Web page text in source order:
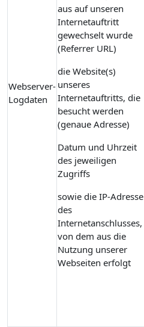
Webserver-
Logdaten
aus auf unseren
Internetauftritt
gewechselt wurde
(Referrer URL)
die Website(s)
unseres
Internetauftritts, die
besucht werden
(genaue Adresse)
Datum und Uhrzeit
des jeweiligen
Zugriffs
sowie die IP-Adresse
des
Internetanschlusses,
von dem aus die
Nutzung unserer
Webseiten erfolgt